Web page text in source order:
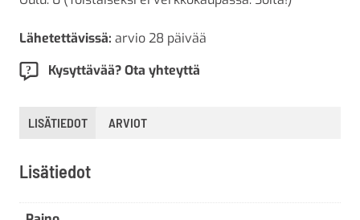
Lähetettävissä: arvio 28 päivää
Kysyttävää? Ota yhteyttä
LISÄTIEDOT ARVIOT
Lisätiedot